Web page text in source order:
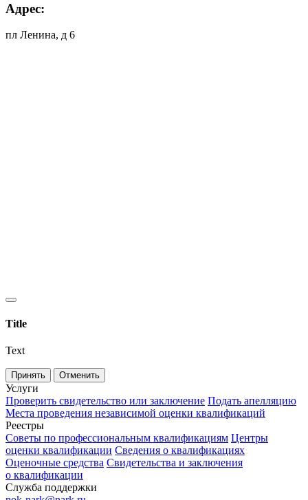
Адрес:
пл Ленина, д 6
Title
Text
Принять Отменить
Услуги
Проверить свидетельство или заключение Подать апелляцию
Места проведения независимой оценки квалификаций
Реестры
Советы по профессиональным квалификациям Центры
оценки квалификации Сведения о квалификациях
Оценочные средства Свидетельства и заключения
о квалификации
Служба поддержки